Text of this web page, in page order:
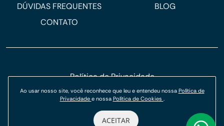
DÚVIDAS FREQUENTES
BLOG
CONTATO
Política de Privacidade
Política de Cookies
© Kombi Agência Digital 2026.
Ao usar nosso site, você reconhece que leu e entendeu nossa Política de
Privacidade e nossa Política de Cookies .
ACEITAR